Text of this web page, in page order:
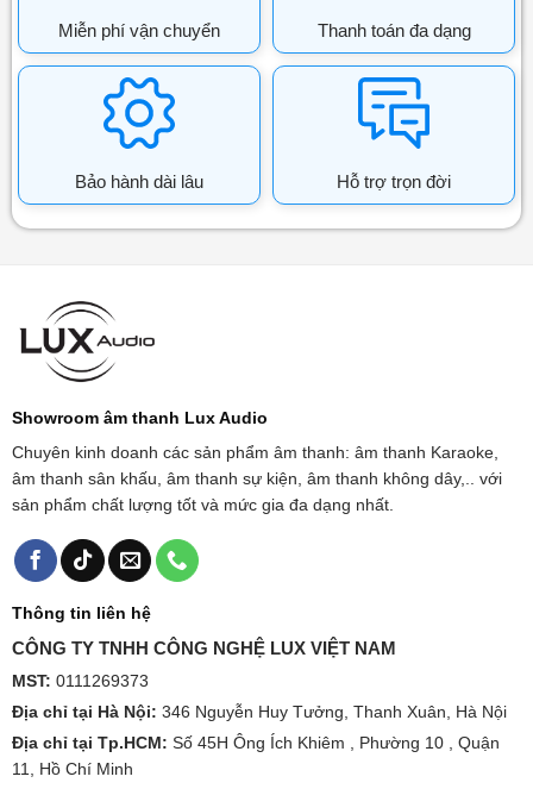
Miễn phí vận chuyển Thanh toán đa dạng
Bảo hành dài lâu Hỗ trợ trọn đời
Showroom âm thanh Lux Audio
Chuyên kinh doanh các sản phẩm âm thanh: âm thanh Karaoke,
âm thanh sân khấu, âm thanh sự kiện, âm thanh không dây,.. với
sản phẩm chất lượng tốt và mức gia đa dạng nhất.
Thông tin liên hệ
CÔNG TY TNHH CÔNG NGHỆ LUX VIỆT NAM
MST: 0111269373
Địa chỉ tại Hà Nội: 346 Nguyễn Huy Tưởng, Thanh Xuân, Hà Nội
Địa chỉ tại Tp.HCM: Số 45H Ông Ích Khiêm , Phường 10 , Quận
11, Hồ Chí Minh